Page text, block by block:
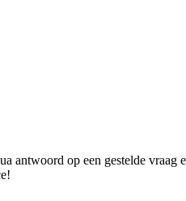
antwoord op een gestelde